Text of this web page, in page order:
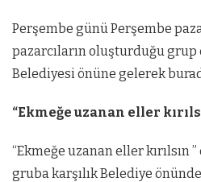
Perşembe günü Perşembe
pazarcıların oluşturduğu
Belediyesi önüne gelerek
“Ekmeğe uzanan eller
“Ekmeğe uzanan eller kırılsın
gruba karşılık Belediye